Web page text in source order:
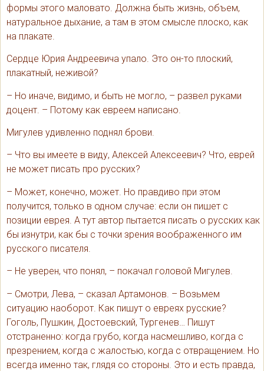
формы этого маловато. Должна быть жизнь, объем,
натуральное дыхание, а там в этом смысле плоско, как
на плакате.
Сердце Юрия Андреевича упало. Это он-то плоский,
плакатный, неживой?
– Но иначе, видимо, и быть не могло, – развел руками
доцент. – Потому как евреем написано.
Мигулев удивленно поднял брови.
– Что вы имеете в виду, Алексей Алексеевич? Что, еврей
не может писать про русских?
– Может, конечно, может. Но правдиво при этом
получится, только в одном случае: если он пишет с
позиции еврея. А тут автор пытается писать о русских как
бы изнутри, как бы с точки зрения воображенного им
русского писателя.
– Не уверен, что понял, – покачал головой Мигулев.
– Смотри, Лева, – сказал Артамонов. – Возьмем
ситуацию наоборот. Как пишут о евреях русские?
Гоголь, Пушкин, Достоевский, Тургенев… Пишут
отстраненно: когда грубо, когда насмешливо, когда с
презрением, когда с жалостью, когда с отвращением. Но
всегда именно так, глядя со стороны. Это и есть правда,